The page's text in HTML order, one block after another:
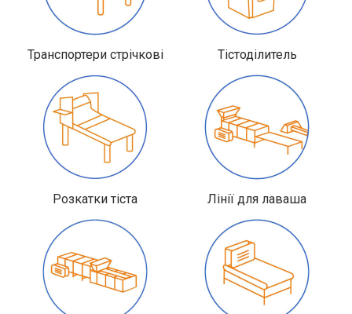
Транспортери стрічкові Тістоділитель
Розкатки тіста Лінії для лаваша